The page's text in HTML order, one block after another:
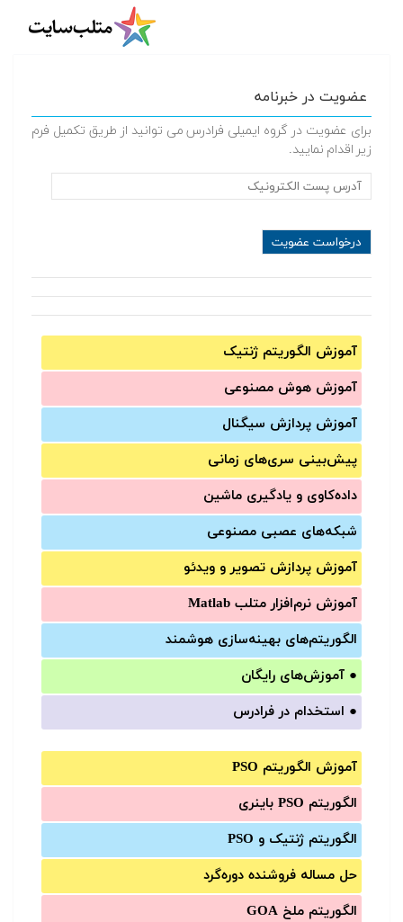
عضویت در خبرنامه
برای عضویت در گروه ایمیلی فرادرس می توانید از طریق تکمیل فرم
زیر اقدام نمایید.
آموزش الگوریتم ژنتیک
آموزش‌ هوش مصنوعی
آموزش‌ پردازش سیگنال
پیش‌‌بینی سری‌‌های زمانی
داده‌کاوی و یادگیری ماشین
شبکه‌های عصبی مصنوعی
آموزش‌ پردازش تصویر و ویدئو
آموزش‌ نرم‌افزار متلب Matlab
الگوریتم‌های بهینه‌سازی هوشمند
● آموزش‌های رایگان
● استخدام در فرادرس
آموزش الگوریتم PSO
الگوریتم PSO باینری
الگوریتم ژنتیک و PSO
حل مساله فروشنده دوره‌گرد
الگوریتم ملخ GOA